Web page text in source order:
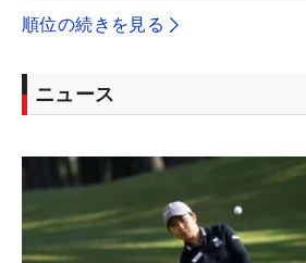
順位の続きを見る
ニュース